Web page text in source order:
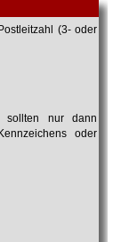
(3- oder
sollten nur dann
oder